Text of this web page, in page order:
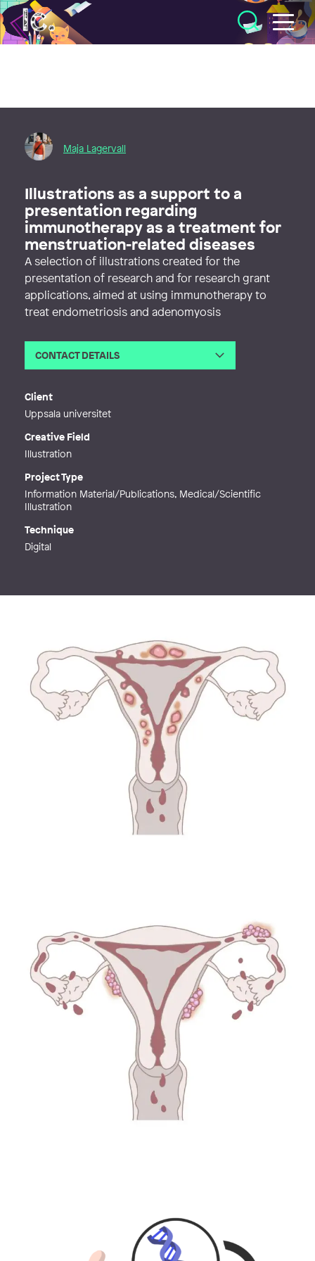
Illustratörcentrum
Maja Lagervall
Illustrations as a support to a
presentation regarding
immunotherapy as a treatment for
menstruation-related diseases
A selection of illustrations created for the
presentation of research and for research grant
applications, aimed at using immunotherapy to
treat endometriosis and adenomyosis
CONTACT DETAILS
Web
Client
Uppsala universitet
Creative Field
Illustration
Project Type
Information Material/Publications, Medical/Scientific
Illustration
Technique
Digital